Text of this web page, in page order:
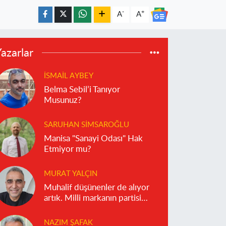
A- A+
İSMAIL AYBEY
Belma Sebil’i Tanıyor
Musunuz?
SARUHAN SIMSAROĞLU
Manisa "Sanayi Odası" Hak
Etmiyor mu?
MURAT YALÇIN
Muhalif düşünenler de alıyor
artık. Milli markanın partisi
NAZIM ŞAFAK